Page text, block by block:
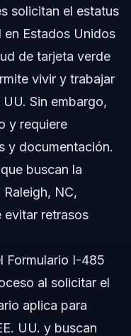
solicitan el estatus
en Estados Unidos
de tarjeta verde
vivir y trabajar
Sin embargo,
y requiere
y documentación.
buscan la
NC,
evitar retrasos
Formulario I-485
al solicitar el
aplica para
UU. y buscan